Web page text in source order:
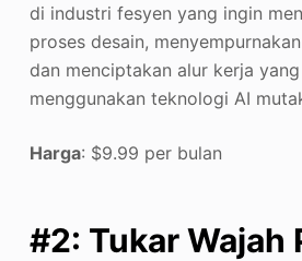
di industri fesyen yang ingin
proses desain,
dan menciptakan alur kerja
menggunakan teknologi AI
Harga: $9.99 per bulan
#2: Tukar Wajah